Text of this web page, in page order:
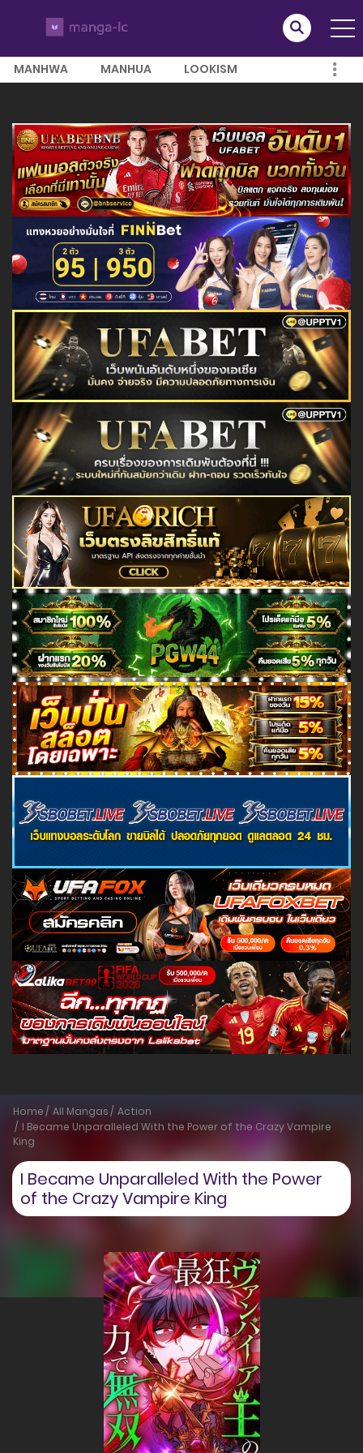
MANHWA MANHUA LOOKISM
Home All Mangas
Action
I Became Unparalleled With the Power of the Crazy Vampire
King
I Became Unparalleled With the Power
of the Crazy Vampire King